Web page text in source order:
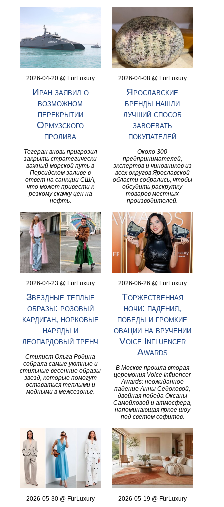
2026-04-20 @ FürLuxury
Иран заявил о
возможном
перекрытии
Ормузского
пролива
Тегеран вновь пригрозил
закрыть стратегически
важный морской путь в
Персидском заливе в
ответ на санкции США,
что может привести к
резкому скачку цен на
нефть.
2026-04-08 @ FürLuxury
Ярославские
бренды нашли
лучший способ
завоевать
покупателей
Около 300
предпринимателей,
экспертов и чиновников из
всех округов Ярославской
области собрались, чтобы
обсудить раскрутку
товаров местных
производителей.
2026-04-23 @ FürLuxury
Звездные теплые
образы: розовый
кардиган, норковые
наряды и
леопардовый тренч
Стилист Ольга Родина
собрала самые уютные и
стильные весенние образы
звезд, которые помогут
оставаться теплыми и
модными в межсезонье.
2026-06-26 @ FürLuxury
Торжественная
ночи: падения,
победы и громкие
овации на вручении
Voice Influencer
Awards
В Москве прошла вторая
церемония Voice Influencer
Awards: неожиданное
падение Анны Седоковой,
двойная победа Оксаны
Самойловой и атмосфера,
напоминающая яркое шоу
под светом софитов.
2026-05-30 @ FürLuxury 2026-05-19 @ FürLuxury